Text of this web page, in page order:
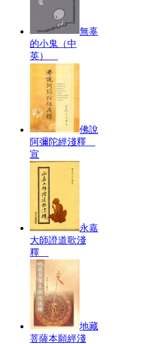
無辜
的小鬼（中
英）
佛說
阿彌陀經淺釋
宣
永嘉
大師證道歌淺
釋
地藏
菩薩本願經淺